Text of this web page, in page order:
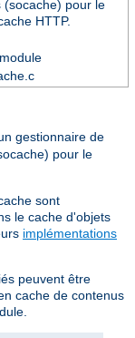
pour le
HTTP.
gestionnaire de
pour le
sont
le cache d'objets
implémentations
peuvent être
cache de contenus